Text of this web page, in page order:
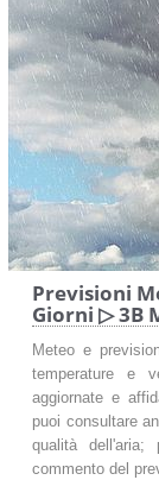
Previsioni
Giorni ▷ 3B
Meteo e
temperature e
aggiornate e
puoi consultare
qualità dell'aria;
commento del